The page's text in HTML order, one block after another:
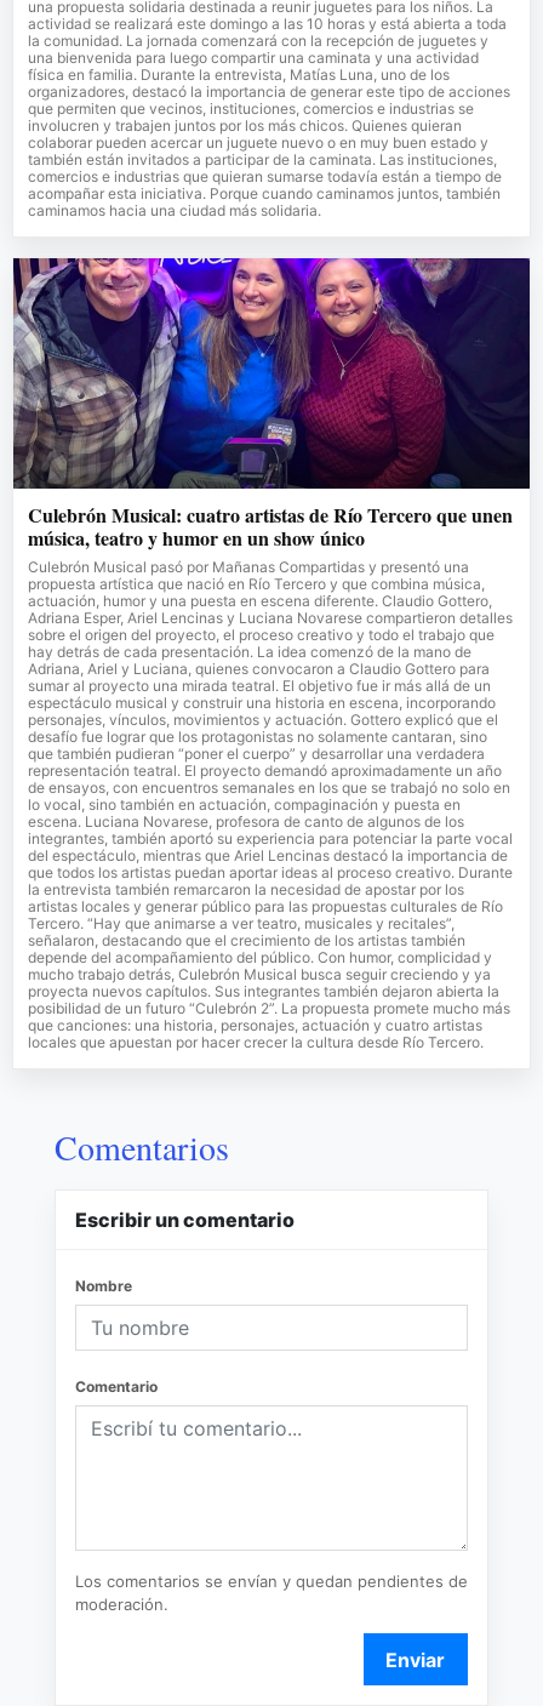
una propuesta solidaria destinada a reunir juguetes para los niños. La
actividad se realizará este domingo a las 10 horas y está abierta a toda
la comunidad. La jornada comenzará con la recepción de juguetes y
una bienvenida para luego compartir una caminata y una actividad
física en familia. Durante la entrevista, Matías Luna, uno de los
organizadores, destacó la importancia de generar este tipo de acciones
que permiten que vecinos, instituciones, comercios e industrias se
involucren y trabajen juntos por los más chicos. Quienes quieran
colaborar pueden acercar un juguete nuevo o en muy buen estado y
también están invitados a participar de la caminata. Las instituciones,
comercios e industrias que quieran sumarse todavía están a tiempo de
acompañar esta iniciativa. Porque cuando caminamos juntos, también
caminamos hacia una ciudad más solidaria.
Culebrón Musical: cuatro artistas de Río Tercero que unen
música, teatro y humor en un show único
Culebrón Musical pasó por Mañanas Compartidas y presentó una
propuesta artística que nació en Río Tercero y que combina música,
actuación, humor y una puesta en escena diferente. Claudio Gottero,
Adriana Esper, Ariel Lencinas y Luciana Novarese compartieron detalles
sobre el origen del proyecto, el proceso creativo y todo el trabajo que
hay detrás de cada presentación. La idea comenzó de la mano de
Adriana, Ariel y Luciana, quienes convocaron a Claudio Gottero para
sumar al proyecto una mirada teatral. El objetivo fue ir más allá de un
espectáculo musical y construir una historia en escena, incorporando
personajes, vínculos, movimientos y actuación. Gottero explicó que el
desafío fue lograr que los protagonistas no solamente cantaran, sino
que también pudieran “poner el cuerpo” y desarrollar una verdadera
representación teatral. El proyecto demandó aproximadamente un año
de ensayos, con encuentros semanales en los que se trabajó no solo en
lo vocal, sino también en actuación, compaginación y puesta en
escena. Luciana Novarese, profesora de canto de algunos de los
integrantes, también aportó su experiencia para potenciar la parte vocal
del espectáculo, mientras que Ariel Lencinas destacó la importancia de
que todos los artistas puedan aportar ideas al proceso creativo. Durante
la entrevista también remarcaron la necesidad de apostar por los
artistas locales y generar público para las propuestas culturales de Río
Tercero. “Hay que animarse a ver teatro, musicales y recitales”,
señalaron, destacando que el crecimiento de los artistas también
depende del acompañamiento del público. Con humor, complicidad y
mucho trabajo detrás, Culebrón Musical busca seguir creciendo y ya
proyecta nuevos capítulos. Sus integrantes también dejaron abierta la
posibilidad de un futuro “Culebrón 2”. La propuesta promete mucho más
que canciones: una historia, personajes, actuación y cuatro artistas
locales que apuestan por hacer crecer la cultura desde Río Tercero.
Comentarios
Escribir un comentario
Nombre
Comentario
Los comentarios se envían y quedan pendientes de
moderación.
Enviar